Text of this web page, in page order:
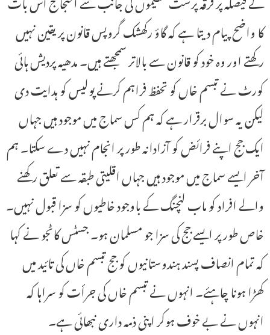
کا واضح پیام دیتا ہے کہ گاؤ رکھشک گروپس قانون پر یقین نہیں
رکھتے اور وہ خود کو قانون سے بالاتر سمجھتے ہیں۔ مدھیہ پردیش ہائی
کورٹ نے تبسم خاں کو تحفظ فراہم کرنے پولیس کو ہدایت دی
لیکن یہ سوال برقرار ہے کہ ہم کس سماج میں موجود ہیں جہاں
ایک جج اپنے فرائض کو آزادانہ طور پر انجام نہیں دے سکتا۔ ہم
آخر ایسے سماج میں موجود ہیں جہاں اقلیتی طبقہ سے تعلق رکھنے
والے افراد کو ماب لنچنگ کے باوجود خاطیوں کو سزا قبول نہیں۔
خاص طور پر ایسے جج کی سزا جو مسلمان ہو۔ جسٹس کاٹجو نے کہا
کہ تمام انصاف پسند ہندوستانیوں کو جج تبسم خاں کی تائید میں
کھڑا ہونا چاہئے۔ انہوں نے تبسم خاں کی جرأت کو سراہا کہ
انہوں نے بے خوف ہوکر اپنی ذمہ داری نبھائی ہے۔